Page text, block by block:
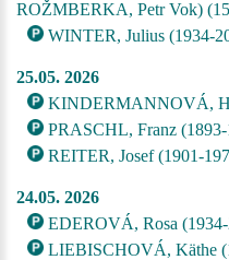
ROŽMBERKA, Petr Vok)
WINTER, Julius (1934-
25.05. 2026
KINDERMANNOVÁ,
PRASCHL, Franz
REITER, Josef (1901-
24.05. 2026
EDEROVÁ, Rosa
LIEBISCHOVÁ, Käthe